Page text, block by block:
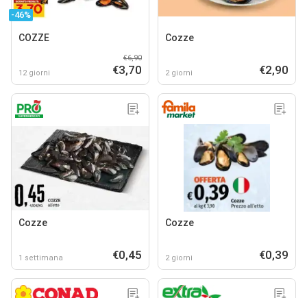
-46%
COZZE
12 giorni
€6,90
€3,70
Cozze
2 giorni €2,90
Cozze
1 settimana €0,45
Cozze
2 giorni €0,39